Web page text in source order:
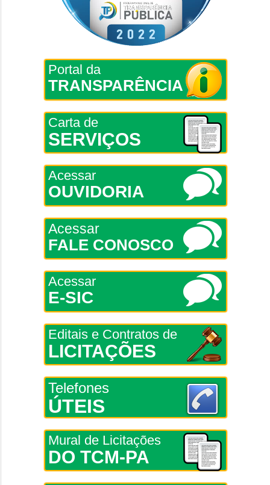
Portal da
TRANSPARÊNCIA
Carta de
SERVIÇOS
Acessar
OUVIDORIA
Acessar
FALE CONOSCO
Acessar
E-SIC
Editais e Contratos de
LICITAÇÕES
Telefones
ÚTEIS
Mural de Licitações
DO TCM-PA